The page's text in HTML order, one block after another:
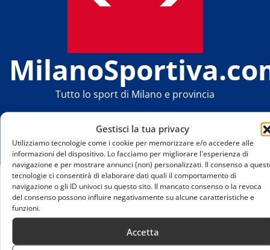
Gestisci la tua privacy
Utilizziamo tecnologie come i cookie per memorizzare e/o accedere alle
informazioni del dispositivo. Lo facciamo per migliorare l'esperienza di
navigazione e per mostrare annunci (non) personalizzati. Il consenso a
tecnologie ci consentirà di elaborare dati quali il comportamento di
navigazione o gli ID univoci su questo sito. Il mancato consenso o la revoca
del consenso possono influire negativamente su alcune caratteristiche e
funzioni.
Accetta
Tutto lo sport di Milano e provincia
Home
Serie A2 Softball: ripresa con tre partite il 28 aprile